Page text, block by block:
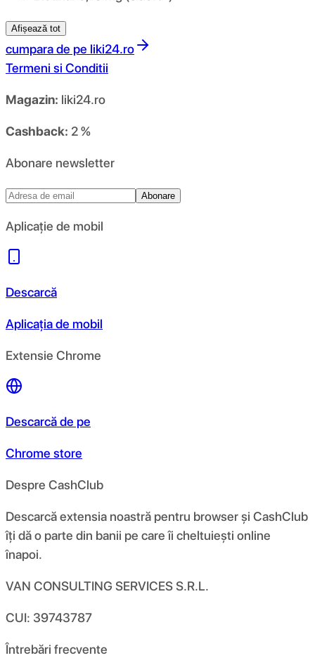
Afișează tot
cumpara de pe liki24.ro
Termeni si Conditii
Magazin: liki24.ro
Cashback: 2 %
Abonare newsletter
Abonare
Aplicație de mobil
Descarcă
Aplicația de mobil
Extensie Chrome
Descarcă de pe
Chrome store
Despre CashClub
Descarcă extensia noastră pentru browser și CashClub
îți dă o parte din banii pe care îi cheltuiești online
înapoi.
VAN CONSULTING SERVICES S.R.L.
CUI: 39743787
Întrebări frecvente